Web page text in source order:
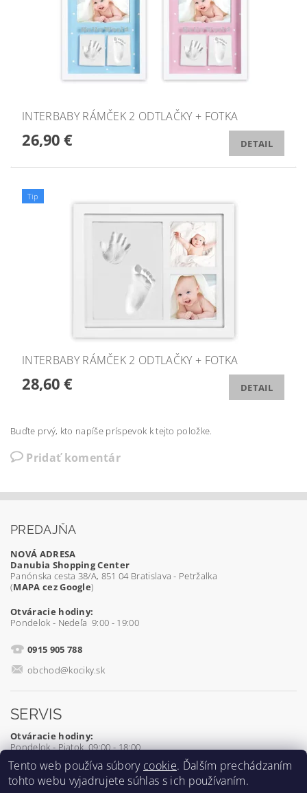
INTERBABY RÁMČEK 2 ODTLAČKY + FOTKA
26,90 € DETAIL
Tip
INTERBABY RÁMČEK 2 ODTLAČKY + FOTKA
28,60 € DETAIL
Buďte prvý, kto napíše príspevok k tejto položke.
Pridať komentár
PREDAJŇA
NOVÁ ADRESA
Danubia Shopping Center
Panónska cesta 38/A, 851 04 Bratislava - Petržalka
(MAPA cez Google)
Otváracie hodiny:
Pondelok - Nedeľa 9:00 - 19:00
0915 905 788
obchod@kociky.sk
SERVIS
Otváracie hodiny:
Pondelok - Piatok 09:00 - 18:00
0905 539 927
Tento web používa súbory cookie. Ďalším prechádzaním
tohto webu vyjadrujete súhlas s ich používaním.